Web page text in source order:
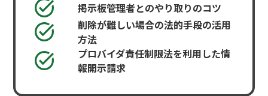
掲示板管理者とのやり取りのコツ
削除が難しい場合の法的手段の活用
方法
プロバイダ責任制限法を利用した情
報開示請求